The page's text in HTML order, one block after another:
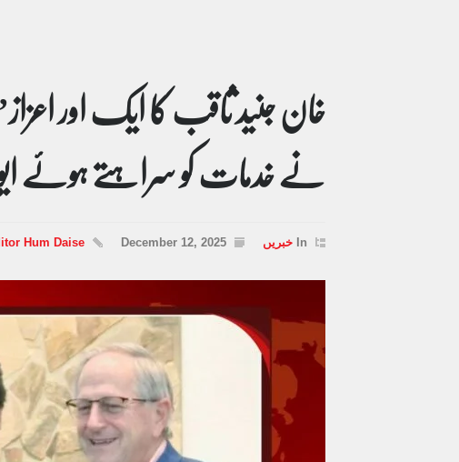
خان جنید ثاقب کا ایک اور
نے خدمات کو سراہتے ہوئے
In خبریں December 12, 2025
Hum Daise